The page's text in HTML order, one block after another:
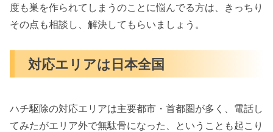
度も巣を作られてしまうのことに悩んでる方は、きっちり
その点も相談し、解決してもらいましょう。
対応エリアは日本全国
ハチ駆除の対応エリアは主要都市・首都圏が多く、電話し
てみたがエリア外で無駄骨になった、ということも起こり